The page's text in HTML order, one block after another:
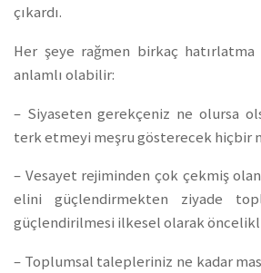
çıkardı.
Her şeye rağmen birkaç hatırlatma
anlamlı olabilir:
– Siyaseten gerekçeniz ne olursa
terk etmeyi meşru gösterecek hiçbir
– Vesayet rejiminden çok çekmiş
elini güçlendirmekten ziyade
güçlendirilmesi ilkesel olarak
– Toplumsal talepleriniz ne kadar